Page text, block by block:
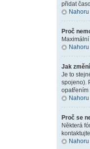
přidat
Nahoru
Proč
Nahoru
Jak
Je to
spojeno).
opatřením
Nahoru
Proč se
Některá
Nahoru